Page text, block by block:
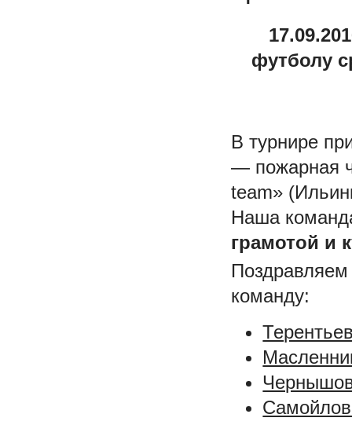
футболу
В турнире
— пожарная
team»
Наша
грамотой и
команду: